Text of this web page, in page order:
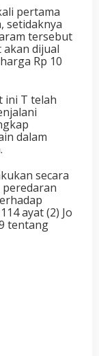
pertama
setidaknya
tersebut
akan dijual
Rp 10
ini T telah
dalam
secara
ayat (2) Jo
tentang